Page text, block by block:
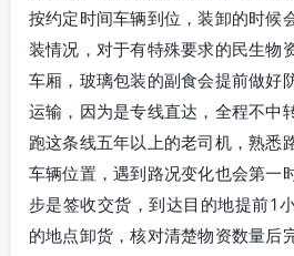
按约定时间车辆到位，装卸的时候
装情况，对于有特殊要求的民生物
车厢，玻璃包装的副食会提前做好
运输，因为是专线直达，全程不中
跑这条线五年以上的老司机，熟悉
车辆位置，遇到路况变化也会第一
步是签收交货，到达目的地提前1
的地点卸货，核对清楚物资数量后